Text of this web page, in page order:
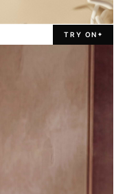
✦
TRY ON